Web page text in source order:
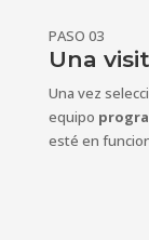
PASO 03
Una
Una vez
equipo
esté en